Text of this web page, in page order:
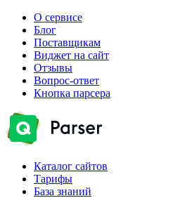
О сервисе
Блог
Поставщикам
Виджет на сайт
Отзывы
Вопрос-ответ
Кнопка парсера
Каталог сайтов
Тарифы
База знаний